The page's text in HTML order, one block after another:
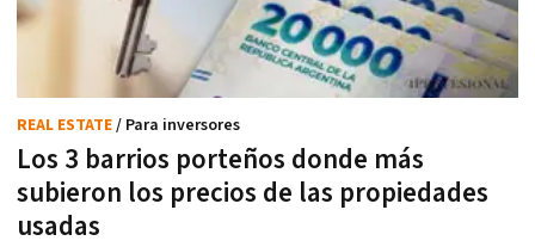
Los 3 barrios porteños donde más
subieron los precios de las propiedades
usadas
REAL ESTATE/ Para inversores